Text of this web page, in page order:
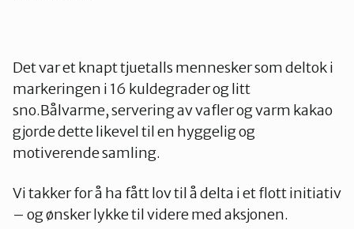
Det var et knapt tjuetalls mennesker som deltok i
markeringen i 16 kuldegrader og litt
sno.Bålvarme, servering av vafler og varm kakao
gjorde dette likevel til en hyggelig og
motiverende samling.
Vi takker for å ha fått lov til å delta i et flott initiativ
– og ønsker lykke til videre med aksjonen.